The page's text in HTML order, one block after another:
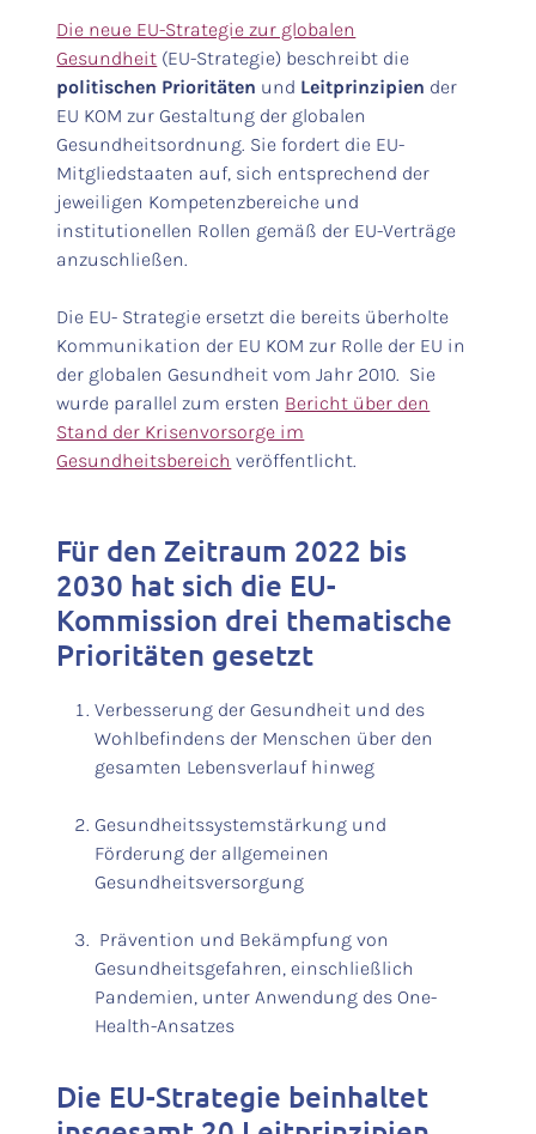
Die neue EU-Strategie zur globalen
Gesundheit (EU-Strategie) beschreibt die
politischen Prioritäten und Leitprinzipien der
EU KOM zur Gestaltung der globalen
Gesundheitsordnung. Sie fordert die EU-
Mitgliedstaaten auf, sich entsprechend der
jeweiligen Kompetenzbereiche und
institutionellen Rollen gemäß der EU-Verträge
anzuschließen.
Die EU- Strategie ersetzt die bereits überholte
Kommunikation der EU KOM zur Rolle der EU in
der globalen Gesundheit vom Jahr 2010. Sie
wurde parallel zum ersten Bericht über den
Stand der Krisenvorsorge im
Gesundheitsbereich veröffentlicht.
Für den Zeitraum 2022 bis
2030 hat sich die EU-
Kommission drei thematische
Prioritäten gesetzt
Verbesserung der Gesundheit und des
Wohlbefindens der Menschen über den
gesamten Lebensverlauf hinweg
Gesundheitssystemstärkung und
Förderung der allgemeinen
Gesundheitsversorgung
Prävention und Bekämpfung von
Gesundheitsgefahren, einschließlich
Pandemien, unter Anwendung des One-
Health-Ansatzes
Die EU-Strategie beinhaltet